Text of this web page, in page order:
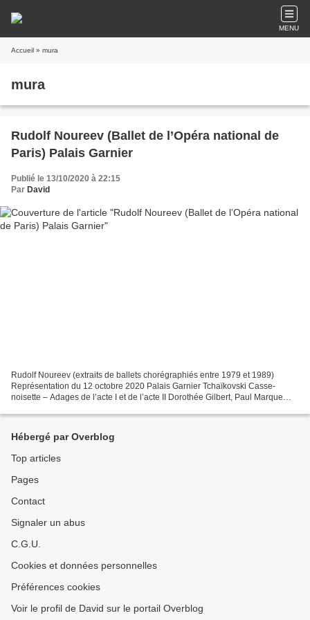
MENU
Accueil » mura
mura
Rudolf Noureev (Ballet de l’Opéra national de
Paris) Palais Garnier
Publié le 13/10/2020 à 22:15
Par David
Rudolf Noureev (extraits de ballets chorégraphiés entre 1979 et 1989)
Représentation du 12 octobre 2020 Palais Garnier Tchaïkovski Casse-
noisette – Adages de l’acte I et de l’acte II Dorothée Gilbert, Paul Marque
Hébergé par Overblog
Top articles
Pages
Contact
Signaler un abus
C.G.U.
Cookies et données personnelles
Préférences cookies
Voir le profil de David sur le portail Overblog